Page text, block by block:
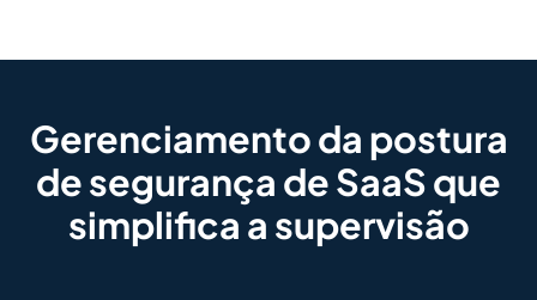
Gerenciamento da postura
de segurança de SaaSque
simplifica a supervisão